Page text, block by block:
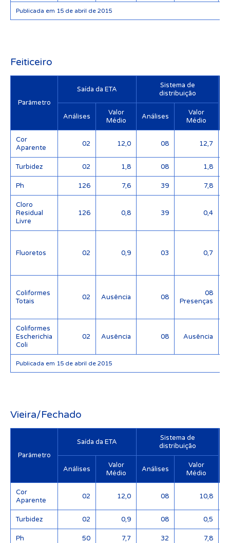
Publicada em 15 de abril de 2015
Feiticeiro
Parâmetro
Saída da ETA
Sistema de
distribuição
Análises
Valor
Médio
Análises
Valor
Médio
Publicada em 15 de abril de 2015
Cor
Aparente
02 12,0 08 12,7
Turbidez 02 1,8 08 1,8
Ph 126 7,6 39 7,8
Cloro
Residual
Livre
126 0,8 39 0,4
Fluoretos 02 0,9 03 0,7
Coliformes
Totais
02 Ausência 08
08
Presenças
Coliformes
Escherichia
Coli
02 Ausência 08 Ausência
Vieira/Fechado
Parâmetro
Saída da ETA
Sistema de
distribuição
Análises
Valor
Médio
Análises
Valor
Médio
Cor
Aparente
02 12,0 08 10,8
Turbidez 02 0,9 08 0,5
Ph 50 7,7 32 7,8